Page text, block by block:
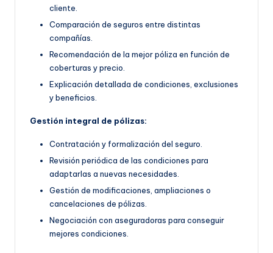
cliente.
Comparación de seguros entre distintas
compañías.
Recomendación de la mejor póliza en función de
coberturas y precio.
Explicación detallada de condiciones, exclusiones
y beneficios.
Gestión integral de pólizas:
Contratación y formalización del seguro.
Revisión periódica de las condiciones para
adaptarlas a nuevas necesidades.
Gestión de modificaciones, ampliaciones o
cancelaciones de pólizas.
Negociación con aseguradoras para conseguir
mejores condiciones.